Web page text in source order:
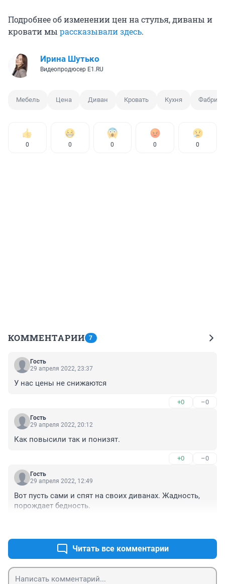
Подробнее об изменении цен на стулья, диваны и
кровати мы рассказывали здесь.
Ирина Шутько
Видеопродюсер E1.RU
Мебель Цена Диван Кровать Кухня Фабрика
0 0 0 0 0
КОММЕНТАРИИ 7
Гость
29 апреля 2022, 23:37
У нас цены не снижаются
+0 –0
Гость
29 апреля 2022, 20:12
Как повысили так и понизят.
+0 –0
Гость
29 апреля 2022, 12:49
Вот пусть сами и спят на своих диванах. Жадность,
порождает бедность.
Читать все комментарии